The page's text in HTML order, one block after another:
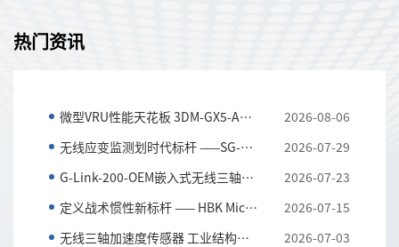
热门资讯
微型VRU性能天花板 3DM-GX5-AR全解析
2026-08-06
无线应变监测划时代标杆 ——SG-LINK-200三通道无线应...
2026-07-29
G-Link-200-OEM嵌入式无线三轴加速度传感器 全工况振...
2026-07-23
定义战术惯性新标杆 —— HBK MicroStrain 3DM-CV7-AH...
2026-07-15
无线三轴加速度传感器 工业结构与设备振动监测利器
2026-07-03